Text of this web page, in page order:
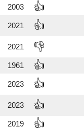
2003 👍
2021 👍
2021 👎
1961 👍
2023 👍
2023 👍
2019 👍